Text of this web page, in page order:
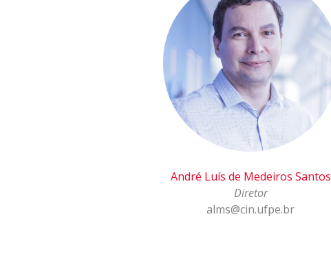
André Luís de Medeiros Santos
Diretor
alms@cin.ufpe.br